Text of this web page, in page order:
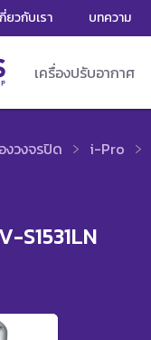
ยวกับเรา บทความ
เครื่องปรับอากาศ
งวงจรปิด i-Pro
S1531LN